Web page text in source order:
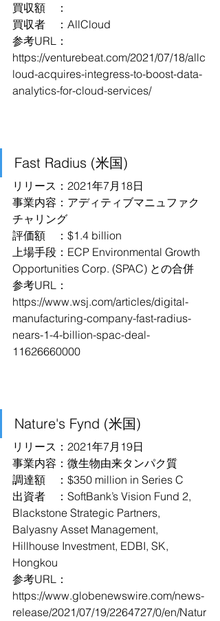
買収額　：
買収者　：AllCloud
参考URL：
https://venturebeat.com/2021/07/18/allc
loud-acquires-integress-to-boost-data-
analytics-for-cloud-services/
Fast Radius (米国)
リリース：2021年7月18日
事業内容：アディティブマニュファク
チャリング
評価額　：$1.4 billion
上場手段：ECP Environmental Growth
Opportunities Corp. (SPAC) との合併
参考URL：
https://www.wsj.com/articles/digital-
manufacturing-company-fast-radius-
nears-1-4-billion-spac-deal-
11626660000
Nature's Fynd (米国)
リリース：2021年7月19日
事業内容：微生物由来タンパク質
調達額　：$350 million in Series C
出資者　：SoftBank’s Vision Fund 2,
Blackstone Strategic Partners,
Balyasny Asset Management,
Hillhouse Investment, EDBI, SK,
Hongkou
参考URL：
https://www.globenewswire.com/news-
release/2021/07/19/2264727/0/en/Natur